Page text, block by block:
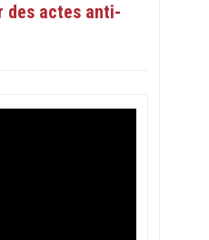
des actes anti-